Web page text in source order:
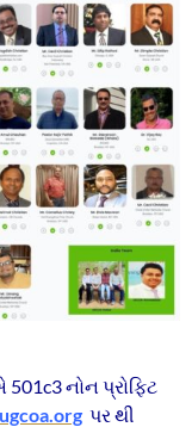
નોન પ્રોફિટ
પર થી